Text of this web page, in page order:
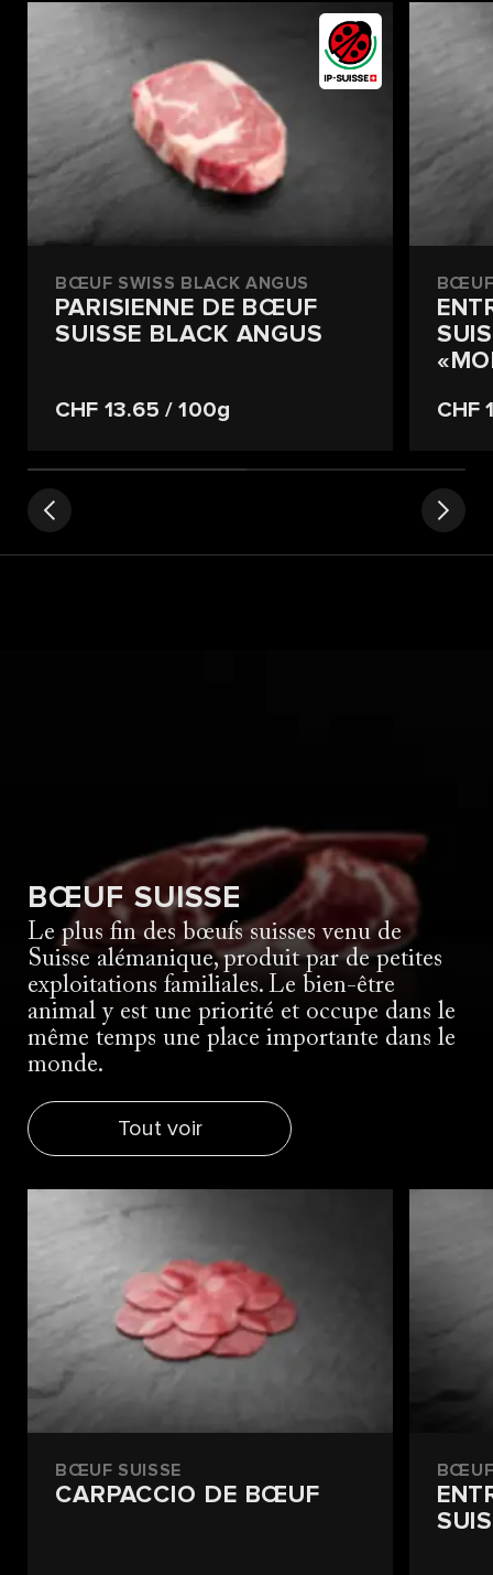
BŒUF SWISS BLACK ANGUS
PARISIENNE DE BŒUF
SUISSE BLACK ANGUS
CHF 13.65 / 100g
BŒUF
CHF
BŒUF SUISSE
Le plus fin des bœufs suisses venu de
Suisse alémanique, produit par de petites
exploitations familiales. Le bien-être
animal y est une priorité et occupe dans le
même temps une place importante dans le
monde.
Tout voir
BŒUF SUISSE
CARPACCIO DE BŒUF